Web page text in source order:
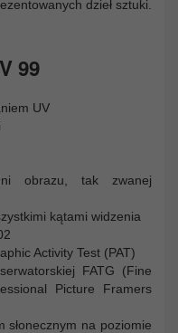
dzieł sztuki.
99
UV
obrazu, tak zwanej
kątami widzenia
Activity Test (PAT)
FATG (Fine
Picture Framers
słonecznym na poziomie